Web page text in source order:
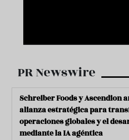
PR Newswire
Schreiber Foods y Ascendion
alianza estratégica para
operaciones globales y el
mediante la IA agéntica